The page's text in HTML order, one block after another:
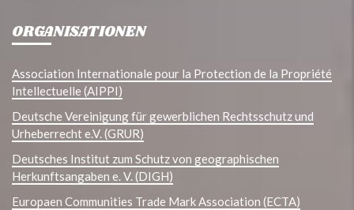
ORGANISATIONEN
Association Internationale pour la Protection de la Propriété
Intellectuelle (AIPPI)
Deutsche Vereinigung für gewerblichen Rechtsschutz und
Urheberrecht e.V. (GRUR)
Deutsches Institut zum Schutz von geographischen
Herkunftsangaben e. V. (DIGH)
Europaen Communities Trade Mark Association (ECTA)